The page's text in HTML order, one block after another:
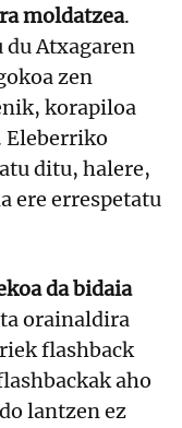
moldatzea.
Atxagaren
zen
korapiloa
Eleberriko
ditu, halere,
ere errespetatu
da bidaia
orainaldira
flashback
aho
lantzen ez